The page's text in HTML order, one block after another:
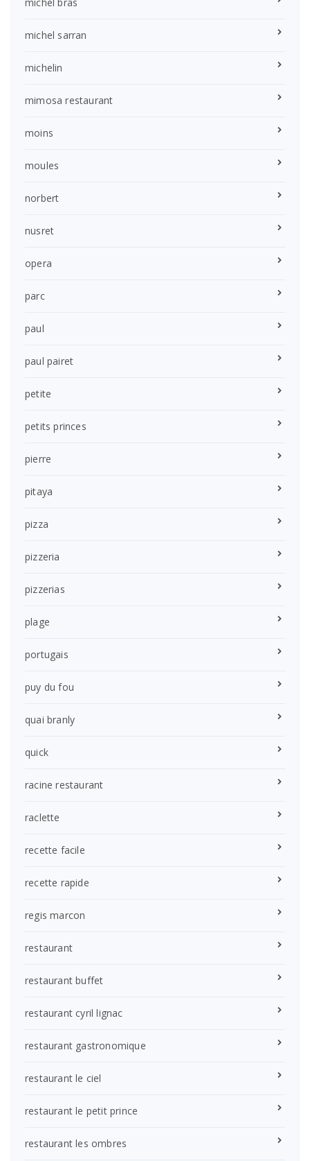
michel bras
michel sarran
michelin
mimosa restaurant
moins
moules
norbert
nusret
opera
parc
paul
paul pairet
petite
petits princes
pierre
pitaya
pizza
pizzeria
pizzerias
plage
portugais
puy du fou
quai branly
quick
racine restaurant
raclette
recette facile
recette rapide
regis marcon
restaurant
restaurant buffet
restaurant cyril lignac
restaurant gastronomique
restaurant le ciel
restaurant le petit prince
restaurant les ombres